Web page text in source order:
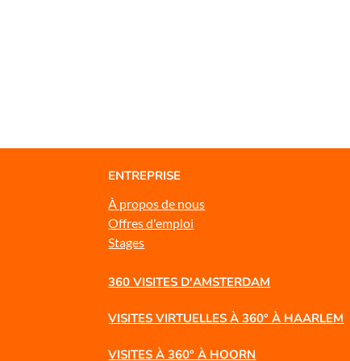
ENTREPRISE
À propos de nous
Offres d'emploi
Stages
360 VISITES D'AMSTERDAM
VISITES VIRTUELLES À 360° À HAARLEM
VISITES À 360° À HOORN